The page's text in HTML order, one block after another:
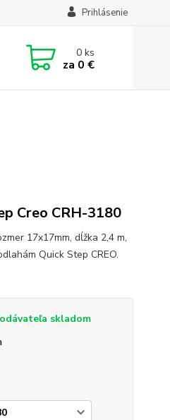
Prihlásenie
0ks
za 0 €
Creo CRH-3180
17x17mm, dĺžka 2,4 m,
Quick Step CREO.
skladom